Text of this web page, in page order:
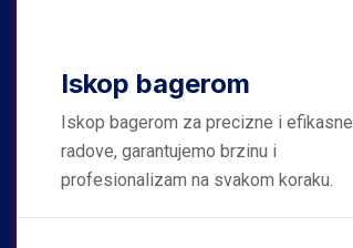
Iskop bagerom
Iskop bagerom za precizne i efikasne
radove, garantujemo brzinu i
profesionalizam na svakom koraku.